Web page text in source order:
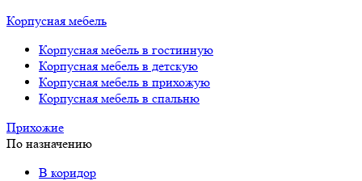
Корпусная мебель
Корпусная мебель в гостинную
Корпусная мебель в детскую
Корпусная мебель в прихожую
Корпусная мебель в спальню
Прихожие
По назначению
В коридор